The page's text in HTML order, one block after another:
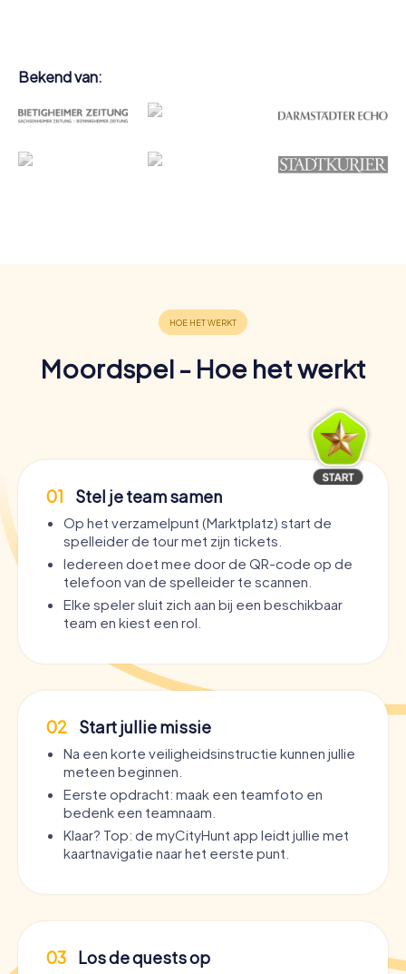
Bekend van:
Moordspel - Hoe het werkt
01 Stel je team samen
Op het verzamelpunt (Marktplatz) start de
spelleider de tour met zijn tickets.
Iedereen doet mee door de QR-code op de
telefoon van de spelleider te scannen.
Elke speler sluit zich aan bij een beschikbaar
team en kiest een rol.
02 Start jullie missie
Na een korte veiligheidsinstructie kunnen jullie
meteen beginnen.
Eerste opdracht: maak een teamfoto en
bedenk een teamnaam.
Klaar? Top: de myCityHunt app leidt jullie met
kaartnavigatie naar het eerste punt.
03 Los de quests op